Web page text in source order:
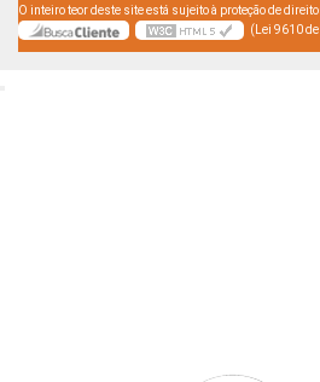
O inteiro teor deste site está sujeito à proteção de
(Lei 9610